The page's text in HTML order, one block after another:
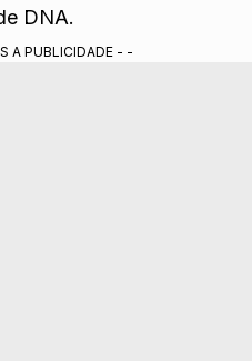
DNA.
A PUBLICIDADE - -